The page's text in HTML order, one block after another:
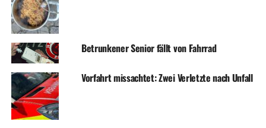
Betrunkener Senior fällt von Fahrrad
Vorfahrt missachtet: Zwei Verletzte nach Unfall